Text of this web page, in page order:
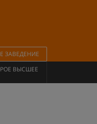
ЗАВЕДЕНИЕ
ВЫСШЕЕ